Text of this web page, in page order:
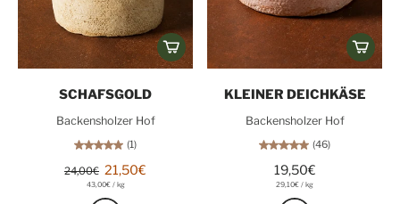
SCHAFSGOLD
Backensholzer Hof
(1)
24,00€ 21,50€
43,00€ / kg
KLEINER DEICHKÄSE
Backensholzer Hof
(46)
19,50€
29,10€ / kg